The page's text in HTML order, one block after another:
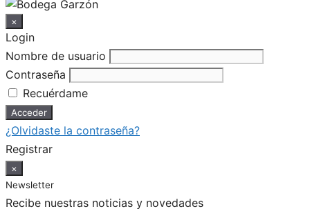
×
Login
Nombre de usuario
Contraseña
Recuérdame
¿Olvidaste la contraseña?
Registrar
×
Newsletter
Recibe nuestras noticias y novedades